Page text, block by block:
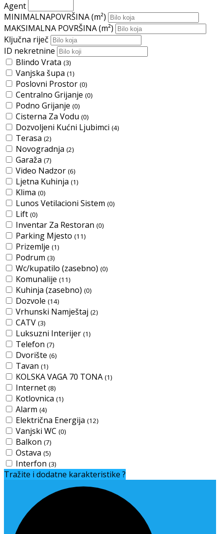
Agent
MINIMALNAPOVRŠINA(m²)
MAKSIMALNA POVRŠINA(m²)
Ključna riječ
ID nekretnine
Blindo Vrata (3)
Vanjska šupa (1)
Poslovni Prostor (0)
Centralno Grijanje (0)
Podno Grijanje (0)
Cisterna Za Vodu (0)
Dozvoljeni Kućni Ljubimci (4)
Terasa (2)
Novogradnja (2)
Garaža (7)
Video Nadzor (6)
Ljetna Kuhinja (1)
Klima (0)
Lunos Vetilacioni Sistem (0)
Lift (0)
Inventar Za Restoran (0)
Parking Mjesto (11)
Prizemlje (1)
Podrum (3)
Wc/kupatilo (zasebno) (0)
Komunalije (11)
Kuhinja (zasebno) (0)
Dozvole (14)
Vrhunski Namještaj (2)
CATV (3)
Luksuzni Interijer (1)
Telefon (7)
Dvorište (6)
Tavan (1)
KOLSKA VAGA 70 TONA (1)
Internet (8)
Kotlovnica (1)
Alarm (4)
Električna Energija (12)
Vanjski WC (0)
Balkon (7)
Ostava (5)
Interfon (3)
Tražite i dodatne karakteristike ?